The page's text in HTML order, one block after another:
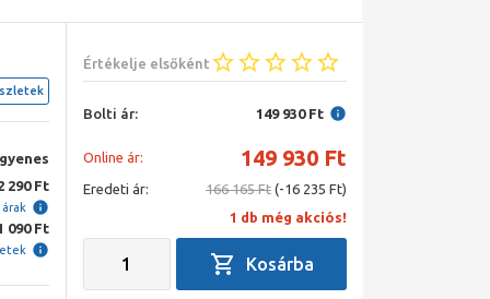
290 Ft
090 Ft
Értékelje elsőként
Bolti ár: 149 930 Ft
Online ár: 149 930 Ft
Eredeti ár: 166 165 Ft (-16 235 Ft)
1 db még akciós!